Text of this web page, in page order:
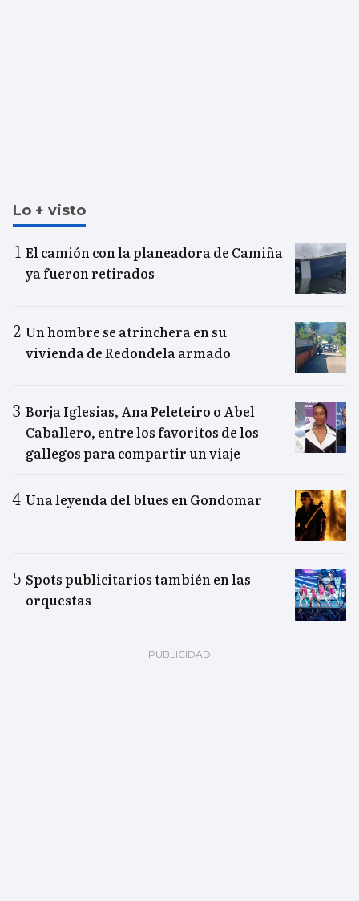
Lo + visto
El camión con la planeadora de Camiña
ya fueron retirados
Un hombre se atrinchera en su
vivienda de Redondela armado
Borja Iglesias, Ana Peleteiro o Abel
Caballero, entre los favoritos de los
gallegos para compartir un viaje
Una leyenda del blues en Gondomar
Spots publicitarios también en las
orquestas